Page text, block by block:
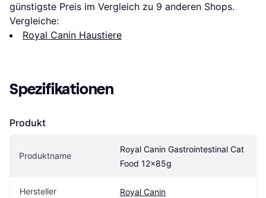
günstigste Preis im Vergleich zu 9 anderen Shops.
Vergleiche:
Royal Canin Haustiere
Spezifikationen
Produkt
Produktname
Royal Canin Gastrointestinal Cat
Food 12x85g
Hersteller Royal Canin